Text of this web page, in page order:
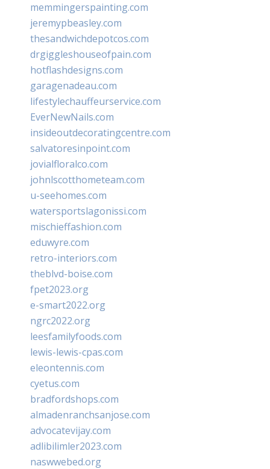
memmingerspainting.com
jeremypbeasley.com
thesandwichdepotcos.com
drgiggleshouseofpain.com
hotflashdesigns.com
garagenadeau.com
lifestylechauffeurservice.com
EverNewNails.com
insideoutdecoratingcentre.com
salvatoresinpoint.com
jovialfloralco.com
johnlscotthometeam.com
u-seehomes.com
watersportslagonissi.com
mischieffashion.com
eduwyre.com
retro-interiors.com
theblvd-boise.com
fpet2023.org
e-smart2022.org
ngrc2022.org
leesfamilyfoods.com
lewis-lewis-cpas.com
eleontennis.com
cyetus.com
bradfordshops.com
almadenranchsanjose.com
advocatevijay.com
adlibilimler2023.com
naswwebed.org